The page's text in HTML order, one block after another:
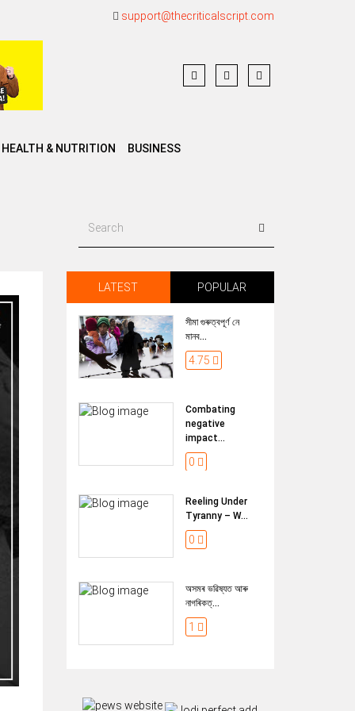
support@thecriticalscript.com
HEALTH & NUTRITION BUSINESS
LATEST POPULAR
সীমা গুৰুত্বপূৰ্ণ নে
মানব...
4.75
Combating
negative
impact...
0
Reeling Under
Tyranny – W...
0
অসমৰ ভৱিষ্যত আৰু
নাগৰিকত্...
1